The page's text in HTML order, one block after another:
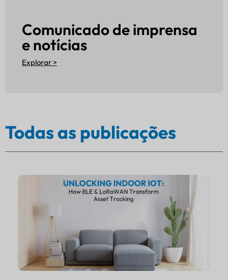
Comunicado de imprensa
e notícias
Explorar >
Todas as publicações